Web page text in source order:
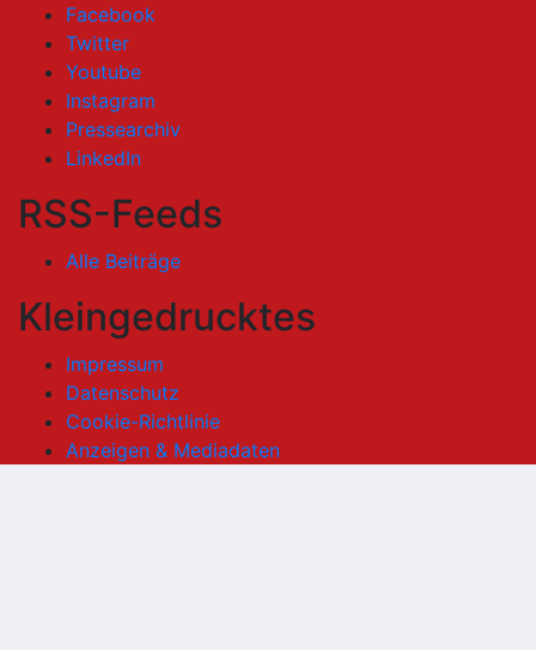
Facebook
Twitter
Youtube
Instagram
Pressearchiv
LinkedIn
RSS-Feeds
Alle Beiträge
Kleingedrucktes
Impressum
Datenschutz
Cookie-Richtlinie
Anzeigen & Mediadaten